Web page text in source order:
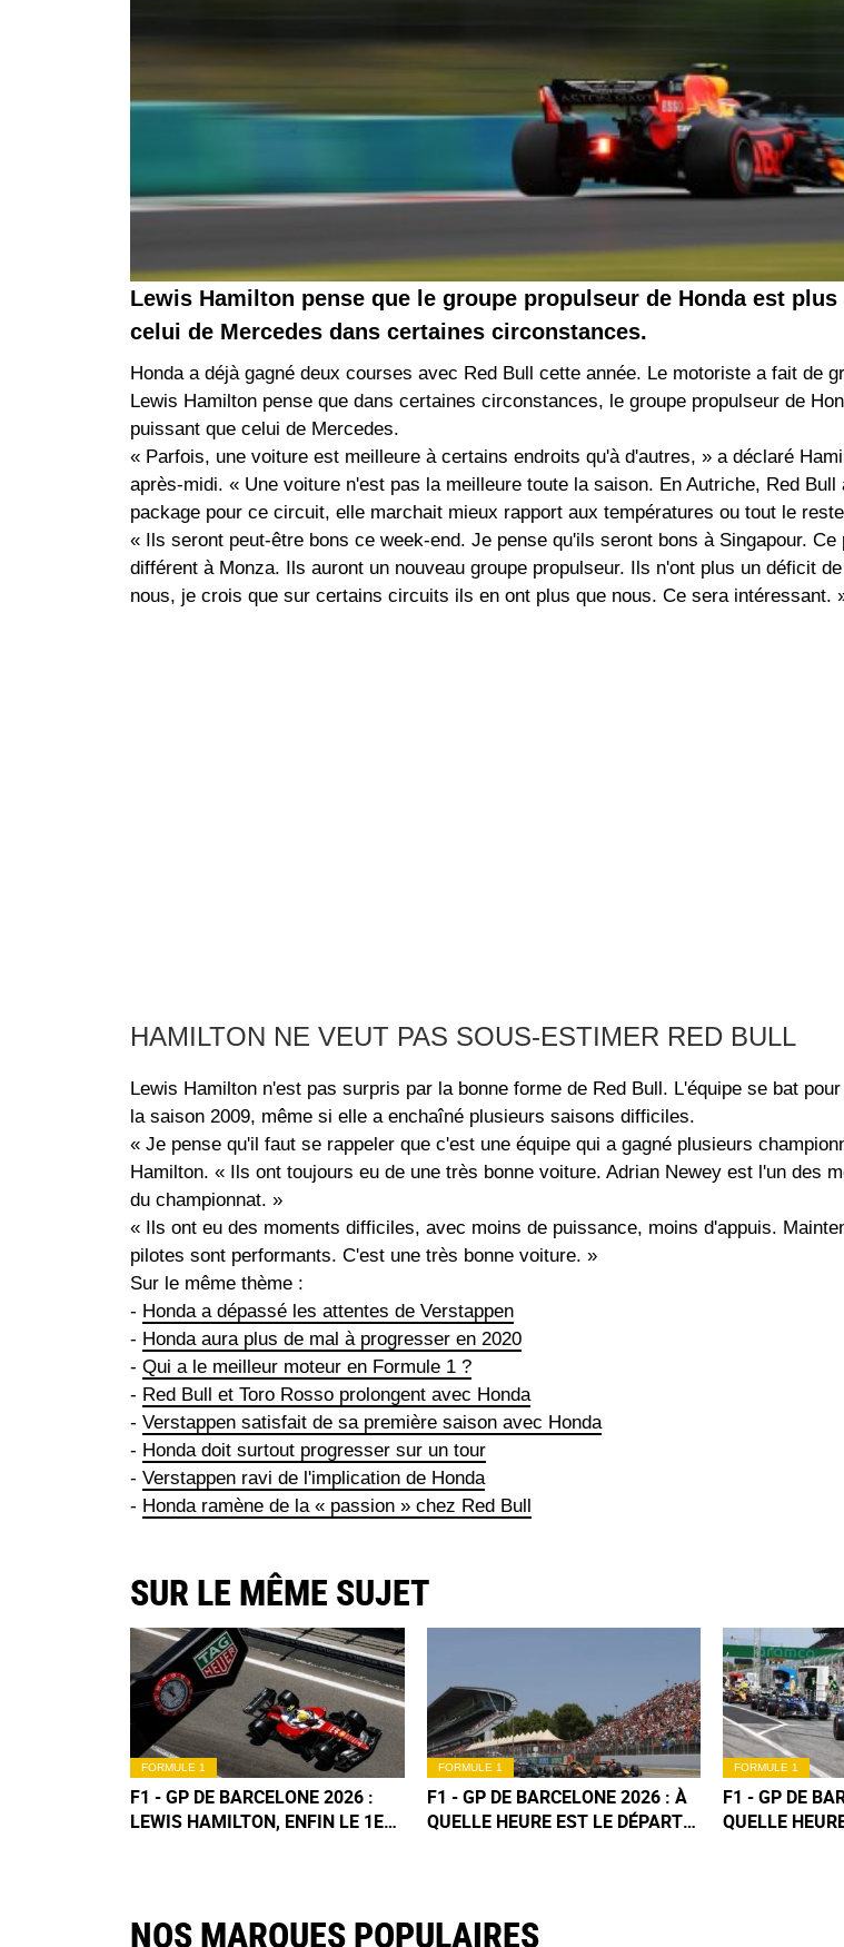
Lewis Hamilton pense que le groupe propulseur de Honda est
celui de Mercedes dans certaines circonstances.
Honda a déjà gagné deux courses avec Red Bull cette année. Le motoriste a fait de
Lewis Hamilton pense que dans certaines circonstances, le groupe propulseur de
puissant que celui de Mercedes.
« Parfois, une voiture est meilleure à certains endroits qu'à d'autres, » a déclaré
après-midi. « Une voiture n'est pas la meilleure toute la saison. En Autriche, Red Bull
package pour ce circuit, elle marchait mieux rapport aux températures ou tout le
« Ils seront peut-être bons ce week-end. Je pense qu'ils seront bons à Singapour. Ce
différent à Monza. Ils auront un nouveau groupe propulseur. Ils n'ont plus un déficit
nous, je crois que sur certains circuits ils en ont plus que nous. Ce sera intéressant.
HAMILTON NE VEUT PAS SOUS-ESTIMER RED BULL
Lewis Hamilton n'est pas surpris par la bonne forme de Red Bull. L'équipe se bat
la saison 2009, même si elle a enchaîné plusieurs saisons difficiles.
« Je pense qu'il faut se rappeler que c'est une équipe qui a gagné plusieurs
Hamilton. « Ils ont toujours eu de une très bonne voiture. Adrian Newey est l'un des
du championnat. »
« Ils ont eu des moments difficiles, avec moins de puissance, moins d'appuis.
pilotes sont performants. C'est une très bonne voiture. »
Sur le même thème :
- Honda a dépassé les attentes de Verstappen
- Honda aura plus de mal à progresser en 2020
- Qui a le meilleur moteur en Formule 1 ?
- Red Bull et Toro Rosso prolongent avec Honda
- Verstappen satisfait de sa première saison avec Honda
- Honda doit surtout progresser sur un tour
- Verstappen ravi de l'implication de Honda
- Honda ramène de la « passion » chez Red Bull
SUR LE MÊME SUJET
FORMULE 1
F1 - GP DE BARCELONE 2026 :
LEWIS HAMILTON, ENFIN LE 1ER
FORMULE 1
F1 - GP DE BARCELONE 2026 : À
QUELLE HEURE EST LE DÉPART
FORMULE 1
F1 - GP DE
QUELLE
NOS MARQUES POPULAIRES